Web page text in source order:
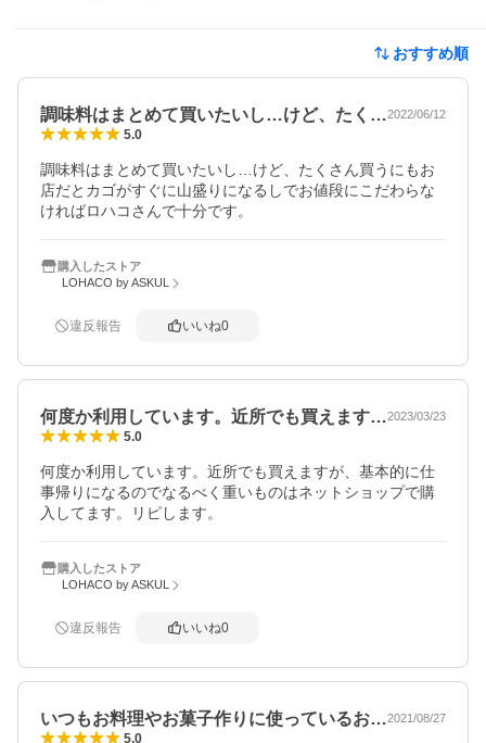
おすすめ順
調味料はまとめて買いたいし…けど、たく…2022/06/12
5.0
調味料はまとめて買いたいし…けど、たくさん買うにもお
店だとカゴがすぐに山盛りになるしでお値段にこだわらな
購入したストア
LOHACO by ASKUL
違反報告 いいね0
何度か利用しています。近所でも買えます…2023/03/23
5.0
何度か利用しています。近所でも買えますが、基本的に仕
事帰りになるのでなるべく重いものはネットショップで購
入してます。リピします。
購入したストア
LOHACO by ASKUL
違反報告 いいね0
いつもお料理やお菓子作りに使っているお…2021/08/27
5.0